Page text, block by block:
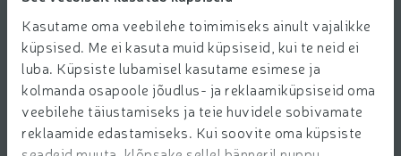
Kasutame oma veebilehe toimimiseks ainult vajalikke
küpsised. Me ei kasuta muid küpsiseid, kui te neid ei
luba. Küpsiste lubamisel kasutame esimese ja
kolmanda osapoole jõudlus- ja reklaamiküpsiseid oma
veebilehe täiustamiseks ja teie huvidele sobivamate
reklaamide edastamiseks. Kui soovite oma küpsiste